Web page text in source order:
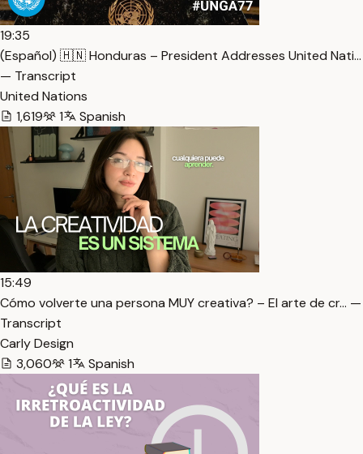
19:35
(Español) 🇭🇳 Honduras – President Addresses United Nati…
— Transcript
United Nations
1,619
1 Spanish
15:49
Cómo volverte una persona MUY creativa? – El arte de cr… —
Transcript
Carly Design
3,060
1 Spanish